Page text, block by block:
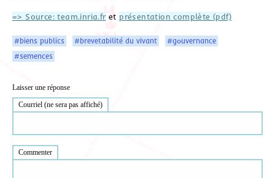
=> Source: team.inria.fr et présentation complète (pdf)
#biens publics #brevetabilité du vivant
#gouvernance
#semences
Laisser une réponse
Courriel (ne sera pas affiché)
Commenter